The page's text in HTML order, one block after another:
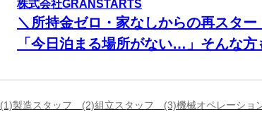
株式会社GRANSTARTS
＼所持金ゼロ・家なしからの再スター
「今日泊まる場所がない…」そんな方
能◎働く場所も
(1)製造スタッフ (2)組立スタッフ (3)機械オペレーショ